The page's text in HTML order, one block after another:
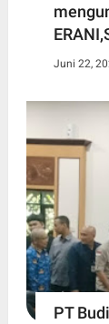
Juni 22,
PT